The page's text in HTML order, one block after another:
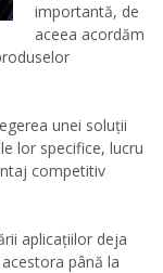
importantă, de
aceea acordăm
unei soluţii
lor specifice, lucru
competitiv
aplicaţiilor deja
până la